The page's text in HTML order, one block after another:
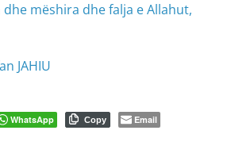
mëshira dhe falja e Allahut,
JAHIU
WhatsApp Copy Email